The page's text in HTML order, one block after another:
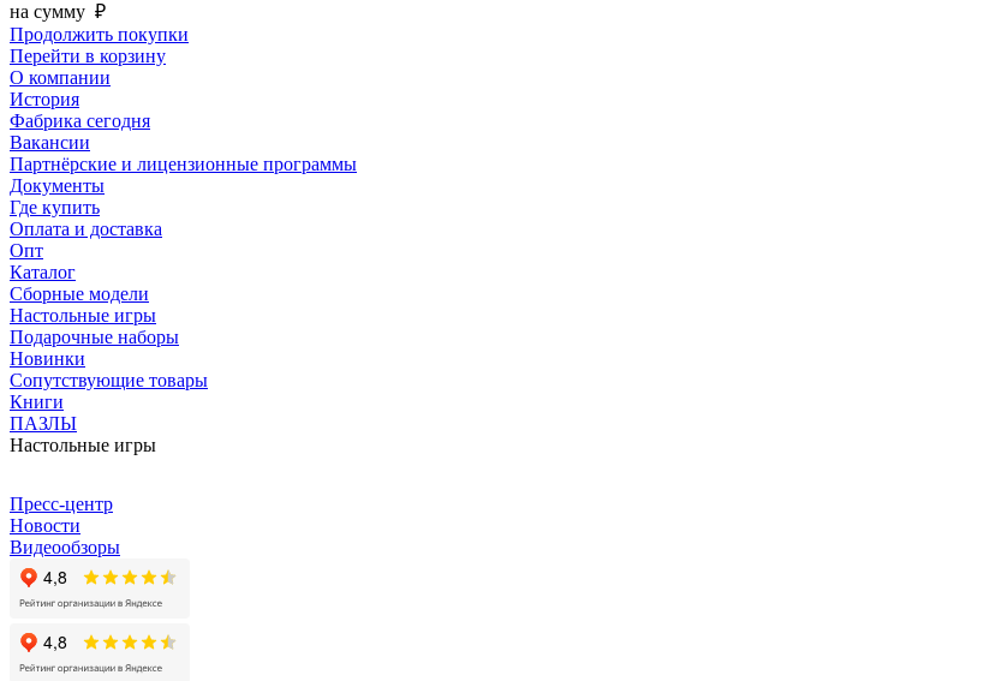
на сумму ₽
Продолжить покупки
Перейти в корзину
О компании
История
Фабрика сегодня
Вакансии
Партнёрские и лицензионные программы
Документы
Где купить
Оплата и доставка
Опт
Каталог
Сборные модели
Настольные игры
Подарочные наборы
Новинки
Сопутствующие товары
Книги
ПАЗЛЫ
Настольные игры
Пресс-центр
Новости
Видеообзоры